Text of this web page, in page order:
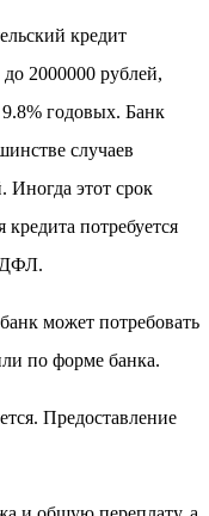
кредит
2000000 рублей,
годовых. Банк
случаев
Иногда этот срок
потребуется
может потребовать
по форме банка.
Предоставление